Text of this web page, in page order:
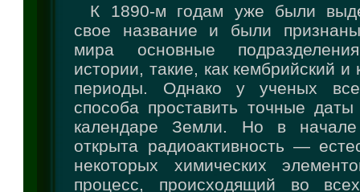
К 1890-м годам уже были
свое название и были
мира основные подразделения
истории, такие, как кембрийский и
периоды. Однако у ученых
способа проставить точные даты
календаре Земли. Но в
открыта радиоактивность —
некоторых химических
процесс, происходящий во